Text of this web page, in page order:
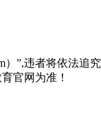
”,违者将依法追究
官网为准！